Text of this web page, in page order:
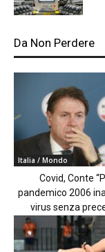
Da Non Perdere
Italia / Mondo
Covid, Conte
pandemico 2006
virus senza